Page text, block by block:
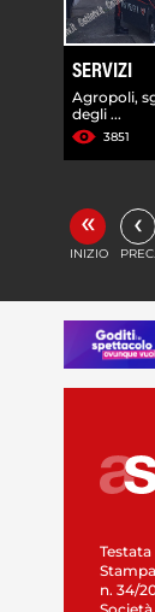
SERVIZI
Agropoli,
degli ...
3851
«
INIZIO
‹
PREC.
n. 34/